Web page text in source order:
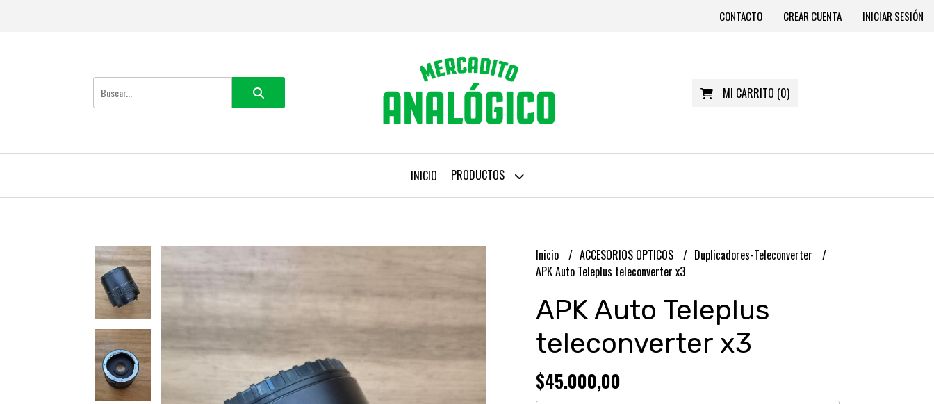
CONTACTO CREAR CUENTA INICIAR SESIÓN
MI CARRITO (0)
INICIO PRODUCTOS
Inicio ACCESORIOS OPTICOS
Duplicadores-Teleconverter
APK Auto Teleplus teleconverter x3
APK Auto Teleplus
teleconverter x3
$45.000,00